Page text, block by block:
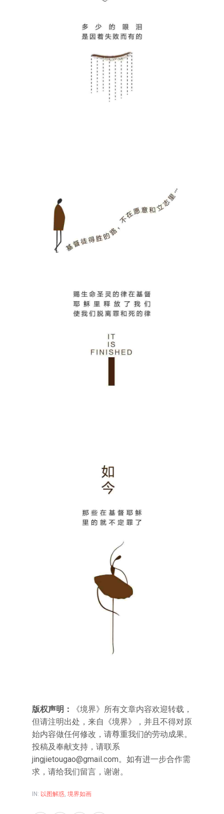
版权声明：
《境界》所有文章内容欢迎转载，
但请注明出处，来自《境界》，并且不得对原
始内容做任何修改，请尊重我们的劳动成果。
投稿及奉献支持，请联系
jingjietougao@gmail.com。如有进一步合作需
求，请给我们留言，谢谢。
IN: 以图解惑 境界如画